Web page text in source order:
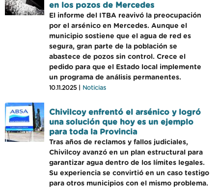
en los pozos de Mercedes
El informe del ITBA reavivó la preocupación
por el arsénico en Mercedes. Aunque el
municipio sostiene que el agua de red es
segura, gran parte de la población se
abastece de pozos sin control. Crece el
pedido para que el Estado local implemente
un programa de análisis permanentes.
10.11.2025 | Noticias
Chivilcoy enfrentó el arsénico y logró
una solución que hoy es un ejemplo
para toda la Provincia
Tras años de reclamos y fallos judiciales,
Chivilcoy avanzó en un plan estructural para
garantizar agua dentro de los límites legales.
Su experiencia se convirtió en un caso testigo
para otros municipios con el mismo problema.